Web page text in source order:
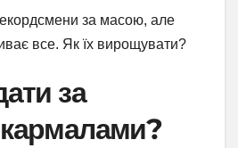
за масою, але
все. Як їх вирощувати?
за